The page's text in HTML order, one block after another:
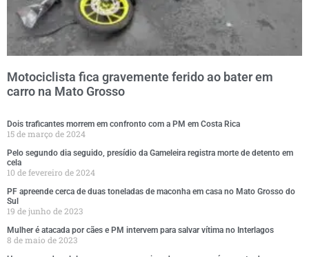
Motociclista fica gravemente ferido ao bater em
carro na Mato Grosso
Dois traficantes morrem em confronto com a PM em Costa Rica
15 de março de 2024
Pelo segundo dia seguido, presídio da Gameleira registra morte de detento em
cela
10 de fevereiro de 2024
PF apreende cerca de duas toneladas de maconha em casa no Mato Grosso do
Sul
19 de junho de 2023
Mulher é atacada por cães e PM intervem para salvar vítima no Interlagos
8 de maio de 2023